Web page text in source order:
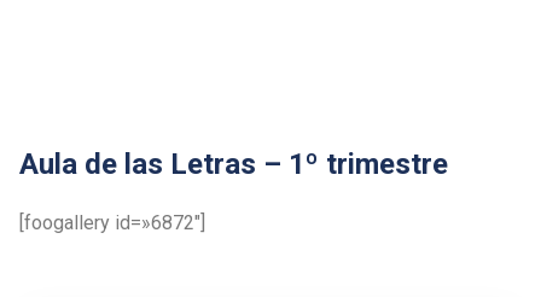
Aula de las Letras – 1º trimestre
[foogallery id=»6872″]